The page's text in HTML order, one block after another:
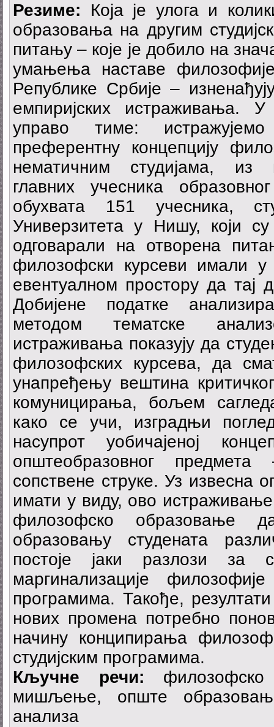
Резиме: Која је улога и
образовања на другим
питању – које је добило на
умањења наставе
Републике Србије –
емпиријских истраживања.
управо тиме:
преферентну концепцију
нематичним студијама, из
главних учесника
обухвата 151 учесника,
Универзитета у Нишу, који су
одговарали на отворена
филозофски курсеви имали
евентуалном простору да тај
Добијене податке
методом тематске
истраживања показују да
филозофских курсева, да
унапређењу вештина
комуницирања, бољем
како се учи, изградњи
насупрот уобичајеној
општеобразовног
сопствене струке. Уз извесна
имати у виду, ово
филозофско образовање
образовању студената
постоје јаки разлози за
маргинализације
програмима. Такође,
нових промена потребно
начину конципирања
студијским програмима.
Кључне речи: филозофско
мишљење, опште
анализа